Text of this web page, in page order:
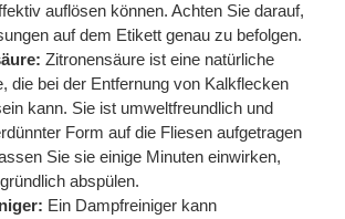
auflösen können. Achten Sie darauf,
auf dem Etikett genau zu befolgen.
Zitronensäure ist eine natürliche
die bei der Entfernung von Kalkflecken
kann. Sie ist umweltfreundlich und
Form auf die Fliesen aufgetragen
Sie sie einige Minuten einwirken,
abspülen.
Ein Dampfreiniger kann